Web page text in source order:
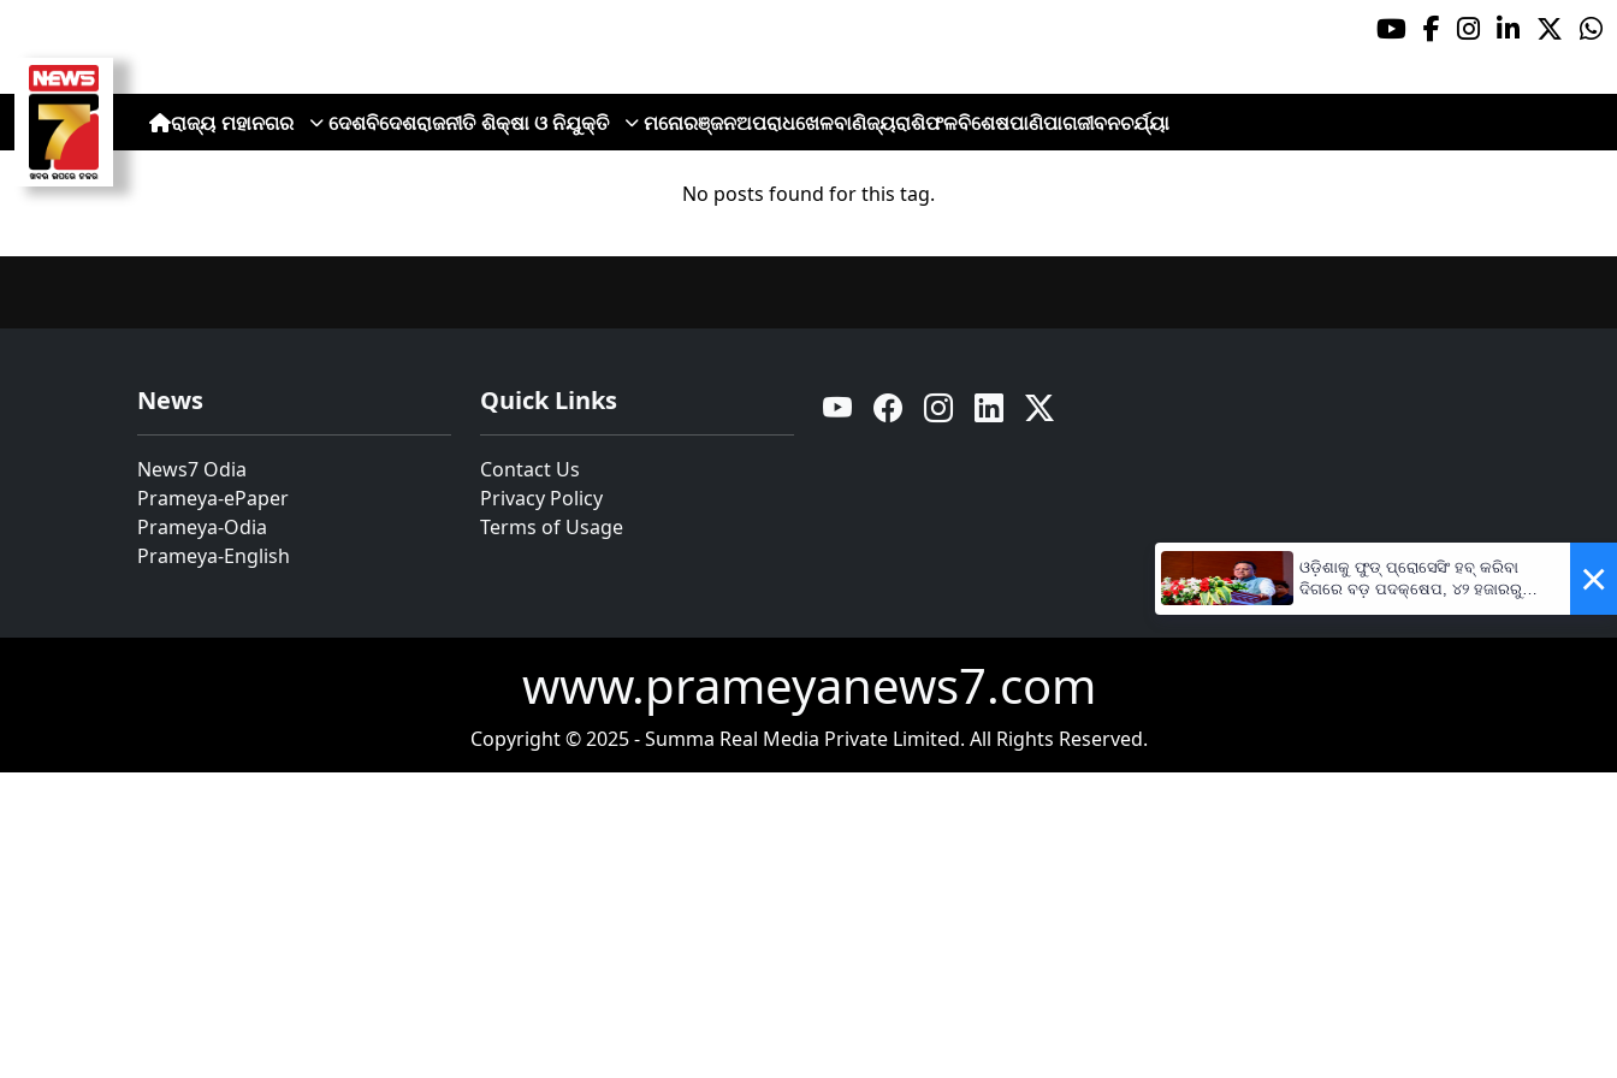
ରାଜ୍ୟ ମହାନଗର ଦେଶବିଦେଶରାଜନୀତି ଶିକ୍ଷା ଓ ନିଯୁକ୍ତି ମନୋରଞ୍ଜନଅପରାଧଖେଳବାଣିଜ୍ୟରାଶିଫଳବିଶେଷପାଣିପାଗଜୀବନଚର୍ଯ୍ୟା
No posts found for this tag.
News
News7 Odia
Prameya-ePaper
Prameya-Odia
Prameya-English
Quick Links
Contact Us
Privacy Policy
Terms of Usage
YouTube Facebook Instagram
www.prameyanews7.com
Copyright © 2025 - Summa Real Media Private Limited. All Rights Reserved.
×
ଓଡ଼ିଶାକୁ ଫୁଡ୍ ପ୍ରୋସେସିଂ ହବ୍ କରିବା
ଦିଗରେ ବଡ଼ ପଦକ୍ଷେପ, ୪୨ ହଜାରରୁ